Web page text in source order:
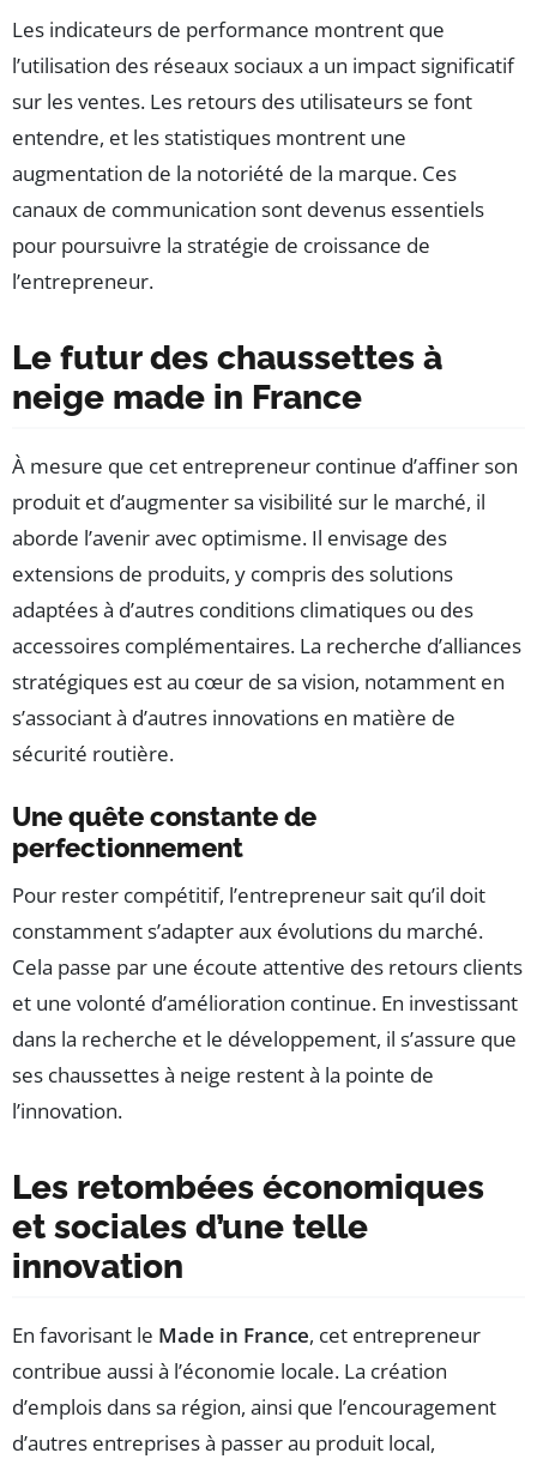
Les indicateurs de performance montrent que
l’utilisation des réseaux sociaux a un impact significatif
sur les ventes. Les retours des utilisateurs se font
entendre, et les statistiques montrent une
augmentation de la notoriété de la marque. Ces
canaux de communication sont devenus essentiels
pour poursuivre la stratégie de croissance de
l’entrepreneur.
Le futur des chaussettes à
neige made in France
À mesure que cet entrepreneur continue d’affiner son
produit et d’augmenter sa visibilité sur le marché, il
aborde l’avenir avec optimisme. Il envisage des
extensions de produits, y compris des solutions
adaptées à d’autres conditions climatiques ou des
accessoires complémentaires. La recherche d’alliances
stratégiques est au cœur de sa vision, notamment en
s’associant à d’autres innovations en matière de
sécurité routière.
Une quête constante de
perfectionnement
Pour rester compétitif, l’entrepreneur sait qu’il doit
constamment s’adapter aux évolutions du marché.
Cela passe par une écoute attentive des retours clients
et une volonté d’amélioration continue. En investissant
dans la recherche et le développement, il s’assure que
ses chaussettes à neige restent à la pointe de
l’innovation.
Les retombées économiques
et sociales d’une telle
innovation
En favorisant le Made in France, cet entrepreneur
contribue aussi à l’économie locale. La création
d’emplois dans sa région, ainsi que l’encouragement
d’autres entreprises à passer au produit local,